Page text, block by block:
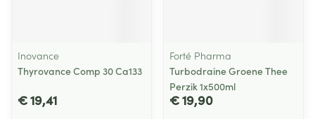
Inovance
Thyrovance Comp 30 Ca133
€ 19,41
Forté Pharma
Turbodraine Groene Thee
Perzik 1x500ml
€ 19,90